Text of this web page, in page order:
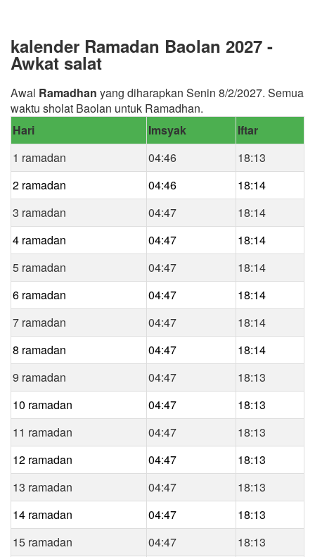
kalender Ramadan Baolan 2027 -
Awkat salat
Awal Ramadhan yang diharapkan Senin 8/2/2027. Semua
waktu sholat Baolan untuk Ramadhan.
Hari
Imsyak
Iftar
1 ramadan
04:46
18:13
2 ramadan
04:46
18:14
3 ramadan
04:47
18:14
4 ramadan
04:47
18:14
5 ramadan
04:47
18:14
6 ramadan
04:47
18:14
7 ramadan
04:47
18:14
8 ramadan
04:47
18:14
9 ramadan
04:47
18:13
10 ramadan
04:47
18:13
11 ramadan
04:47
18:13
12 ramadan
04:47
18:13
13 ramadan
04:47
18:13
14 ramadan
04:47
18:13
15 ramadan
04:47
18:13